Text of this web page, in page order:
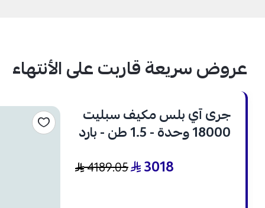
عروض سريعة قاربت على الأنتهاء
جرى آي بلس مكيف سبليت
18000 وحدة - 1.5 طن - بارد
3018
4189.05